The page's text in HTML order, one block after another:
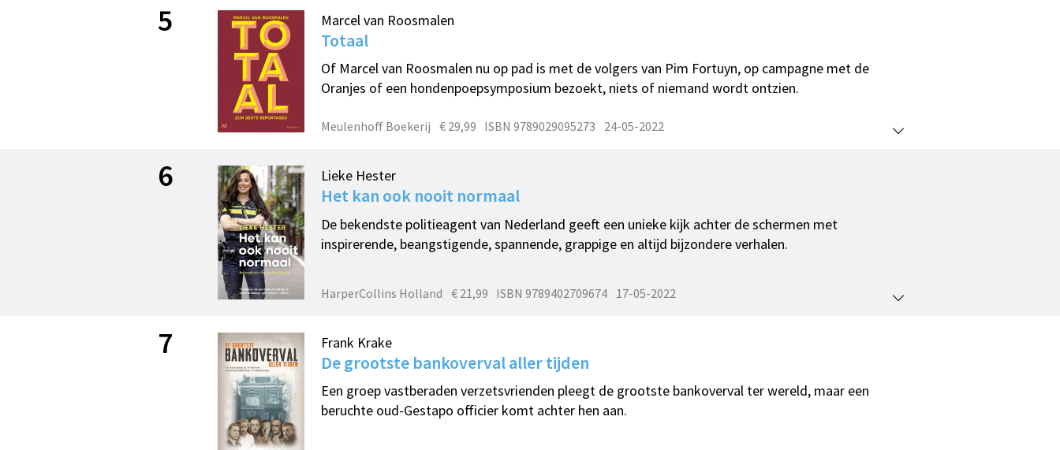
5 Marcel van Roosmalen
Totaal
Of Marcel van Roosmalen nu op pad is met de volgers van Pim Fortuyn, op campagne met de
Oranjes of een hondenpoepsymposium bezoekt, niets of niemand wordt ontzien.
Meulenhoff Boekerij € 29,99 ISBN 9789029095273 24-05-2022
6 Lieke Hester
Het kan ook nooit normaal
De bekendste politieagent van Nederland geeft een unieke kijk achter de schermen met
inspirerende, beangstigende, spannende, grappige en altijd bijzondere verhalen.
HarperCollins Holland € 21,99 ISBN 9789402709674 17-05-2022
7 Frank Krake
De grootste bankoverval aller tijden
Een groep vastberaden verzetsvrienden pleegt de grootste bankoverval ter wereld, maar een
beruchte oud-Gestapo officier komt achter hen aan.